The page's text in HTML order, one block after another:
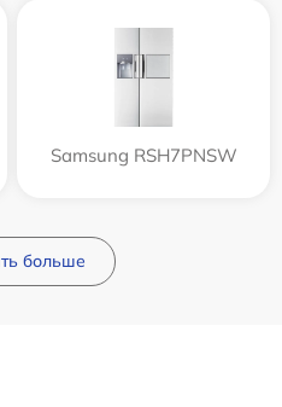
Samsung RSH7PNSW
больше